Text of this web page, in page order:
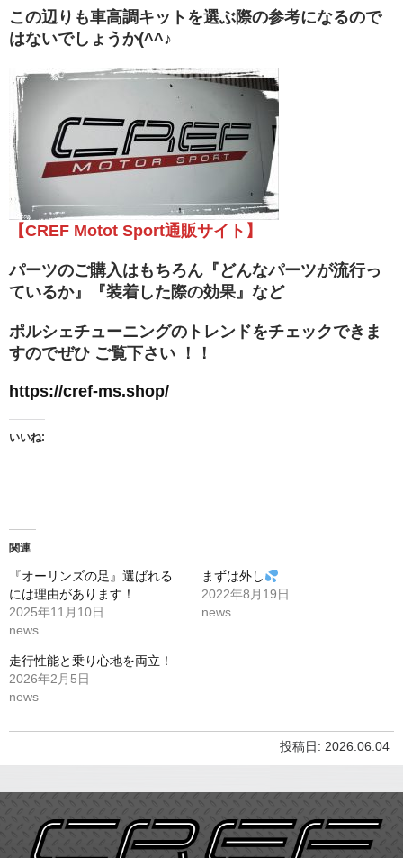
この辺りも車高調キットを選ぶ際の参考になるので
はないでしょうか(^^♪
【CREF Motot Sport通販サイト】
パーツのご購入はもちろん『どんなパーツが流行っ
ているか』『装着した際の効果』など
ポルシェチューニングのトレンドをチェックできま
すのでぜひ ご覧下さい ！！
https://cref-ms.shop/
いいね:
関連
『オーリンズの足』選ばれる
には理由があります！
2025年11月10日
news
まずは外し
2022年8月19日
news
走行性能と乗り心地を両立！
2026年2月5日
news
投稿日: 2026.06.04